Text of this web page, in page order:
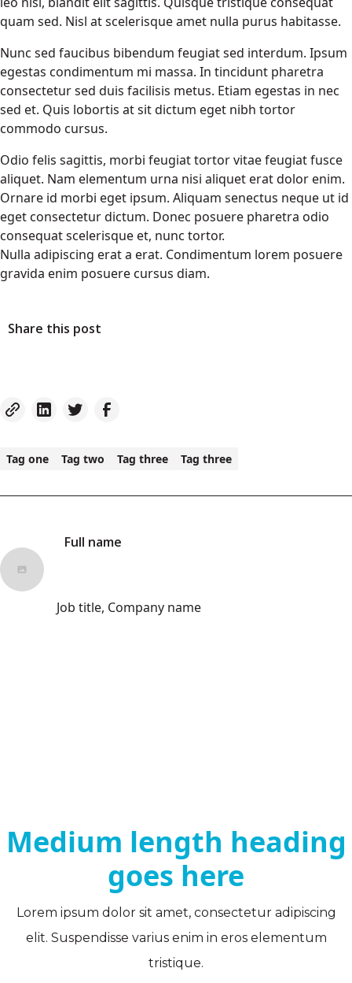
quam sed. Nisl at scelerisque amet nulla purus habitasse.
Nunc sed faucibus bibendum feugiat sed interdum. Ipsum
egestas condimentum mi massa. In tincidunt pharetra
consectetur sed duis facilisis metus. Etiam egestas in nec
sed et. Quis lobortis at sit dictum eget nibh tortor
commodo cursus.
Odio felis sagittis, morbi feugiat tortor vitae feugiat fusce
aliquet. Nam elementum urna nisi aliquet erat dolor enim.
Ornare id morbi eget ipsum. Aliquam senectus neque ut id
eget consectetur dictum. Donec posuere pharetra odio
consequat scelerisque et, nunc tortor.
Nulla adipiscing erat a erat. Condimentum lorem posuere
gravida enim posuere cursus diam.
Share this post
Tag one Tag two Tag three Tag three
Full name
Job title, Company name
Medium length heading
goes here
Lorem ipsum dolor sit amet, consectetur adipiscing
elit. Suspendisse varius enim in eros elementum
tristique.